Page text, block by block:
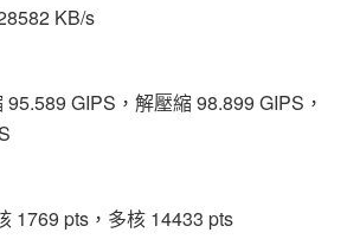
KB/s
GIPS，解壓縮 98.899 GIPS，
1769 pts，多核 14433 pts